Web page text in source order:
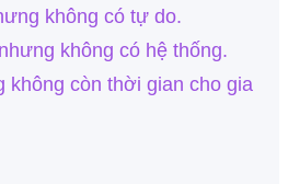
không có tự do.
không có hệ thống.
không còn thời gian cho gia